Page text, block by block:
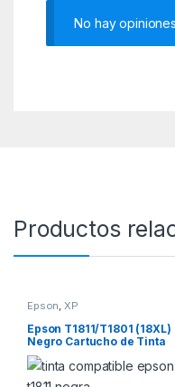
No hay
Productos
Epson,XP
Epson T1811/T1801 (18XL)
Negro Cartucho de Tinta
Generico – Reemplaza
C13T18114012/
2